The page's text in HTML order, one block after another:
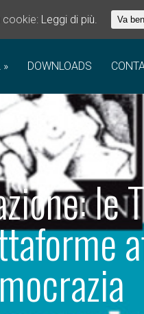
DOWNLOADS
le
cookie: Leggi di più. Va